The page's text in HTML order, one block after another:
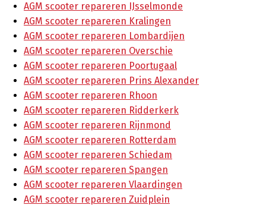
AGM scooter repareren IJsselmonde
AGM scooter repareren Kralingen
AGM scooter repareren Lombardijen
AGM scooter repareren Overschie
AGM scooter repareren Poortugaal
AGM scooter repareren Prins Alexander
AGM scooter repareren Rhoon
AGM scooter repareren Ridderkerk
AGM scooter repareren Rijnmond
AGM scooter repareren Rotterdam
AGM scooter repareren Schiedam
AGM scooter repareren Spangen
AGM scooter repareren Vlaardingen
AGM scooter repareren Zuidplein